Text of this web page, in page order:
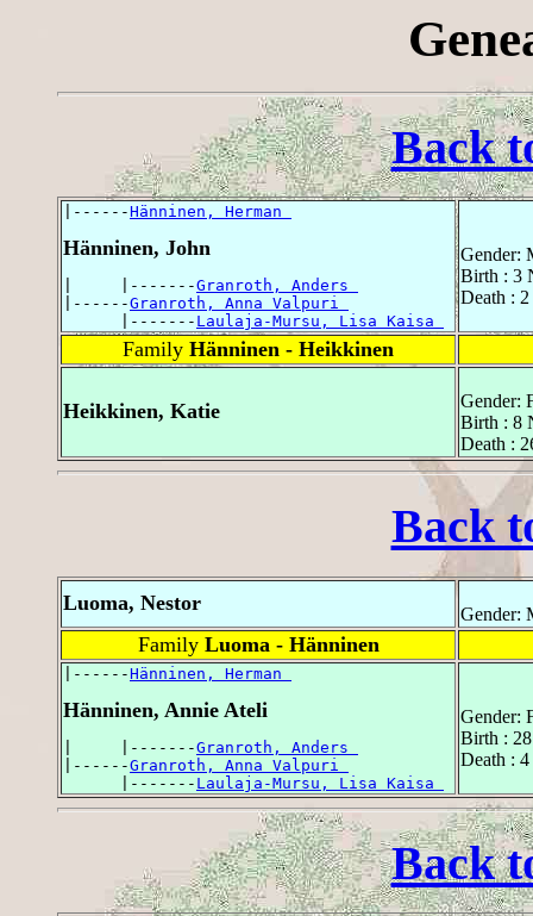
Back
|------Hänninen, Herman
Hänninen, John
|     |-------Granroth, Anders
|------Granroth, Anna Valpuri
      |-------
Laulaja-Mursu, Lisa Kaisa
Gender:
Birth : 3
Death :
Family Hänninen - Heikkinen
Heikkinen, Katie
Gender:
Birth : 8
Death :
Back
Luoma, Nestor Gender:
Family Luoma - Hänninen
|------Hänninen, Herman
Hänninen, Annie Ateli
|     |-------Granroth, Anders
|------Granroth, Anna Valpuri
      |-------
Laulaja-Mursu, Lisa Kaisa
Gender:
Birth :
Death :
Back